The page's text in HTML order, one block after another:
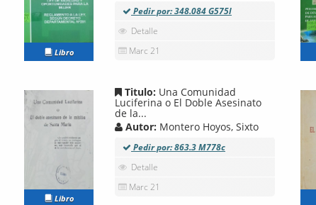
Libro
Pedir por: 348.084 G575l
Detalle
Marc 21
Libro
Titulo: Una Comunidad
Luciferina o El Doble Asesinato
de la...
Autor: Montero Hoyos, Sixto
Pedir por: 863.3 M778c
Detalle
Marc 21